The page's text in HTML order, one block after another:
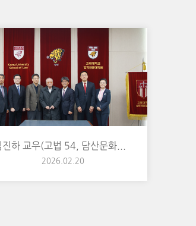
김진하 교우(고법 54, 담산문화원 이사장), 장학금 1억원 쾌척 및 모교 방문
2026.02.20